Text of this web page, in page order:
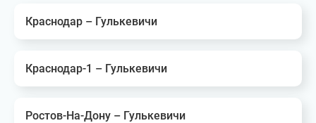
Краснодар – Гулькевичи
Краснодар-1 – Гулькевичи
Ростов-На-Дону – Гулькевичи